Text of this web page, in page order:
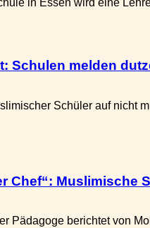
in Essen wird eine
Schulen melden
Schüler auf nicht
Chef“: Muslimische
Pädagoge berichtet von